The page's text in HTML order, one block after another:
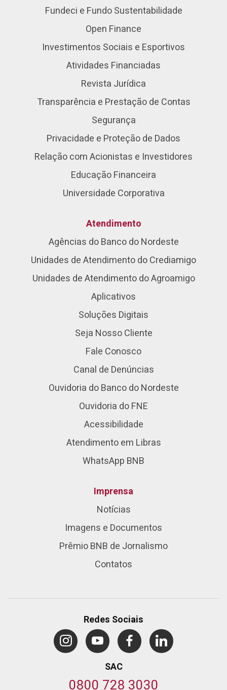
Fundeci e Fundo Sustentabilidade
Open Finance
Investimentos Sociais e Esportivos
Atividades Financiadas
Revista Jurídica
Transparência e Prestação de Contas
Segurança
Privacidade e Proteção de Dados
Relação com Acionistas e Investidores
Educação Financeira
Universidade Corporativa
Atendimento
Agências do Banco do Nordeste
Unidades de Atendimento do Crediamigo
Unidades de Atendimento do Agroamigo
Aplicativos
Soluções Digitais
Seja Nosso Cliente
Fale Conosco
Canal de Denúncias
Ouvidoria do Banco do Nordeste
Ouvidoria do FNE
Acessibilidade
Atendimento em Libras
WhatsApp BNB
Imprensa
Notícias
Imagens e Documentos
Prêmio BNB de Jornalismo
Contatos
Redes Sociais
SAC
0800 728 3030